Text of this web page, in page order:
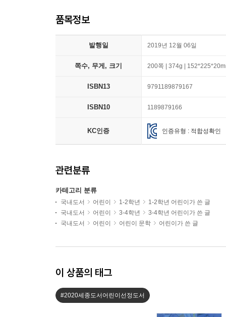
품목정보
발행일 2019년 12월 06일
쪽수, 무게, 크기 200쪽 | 374g |
ISBN13 9791189879167
ISBN10 1189879166
KC인증 인증유형 : 적합성확인
관련분류
카테고리 분류
국내도서 어린이 1-2학년
1-2학년 어린이가 쓴 글
국내도서
어린이 3-4학년
3-4학년 어린이가 쓴 글
국내도서
어린이 어린이 문학 어린이가 쓴 글
이 상품의 태그
#2020세종도서어린이선정도서